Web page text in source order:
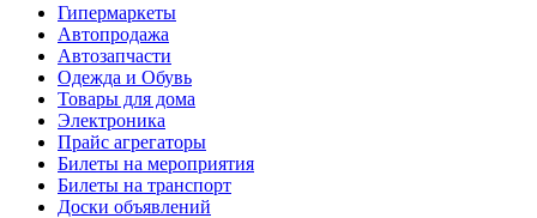
Гипермаркеты
Автопродажа
Автозапчасти
Одежда и Обувь
Товары для дома
Электроника
Прайс агрегаторы
Билеты на мероприятия
Билеты на транспорт
Доски объявлений